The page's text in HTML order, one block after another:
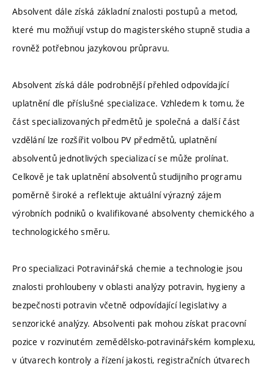
Absolvent dále získá základní znalosti postupů a metod,
které mu možňují vstup do magisterského stupně studia a
rovněž potřebnou jazykovou průpravu.
Absolvent získá dále podrobnější přehled odpovídající
uplatnění dle příslušné specializace. Vzhledem k tomu, že
část specializovaných předmětů je společná a další část
vzdělání lze rozšířit volbou PV předmětů, uplatnění
absolventů jednotlivých specializací se může prolínat.
Celkově je tak uplatnění absolventů studijního programu
poměrně široké a reflektuje aktuální výrazný zájem
výrobních podniků o kvalifikované absolventy chemického a
technologického směru.
Pro specializaci Potravinářská chemie a technologie jsou
znalosti prohloubeny v oblasti analýzy potravin, hygieny a
bezpečnosti potravin včetně odpovídající legislativy a
senzorické analýzy. Absolventi pak mohou získat pracovní
pozice v rozvinutém zemědělsko-potravinářském komplexu,
v útvarech kontroly a řízení jakosti, registračních útvarech